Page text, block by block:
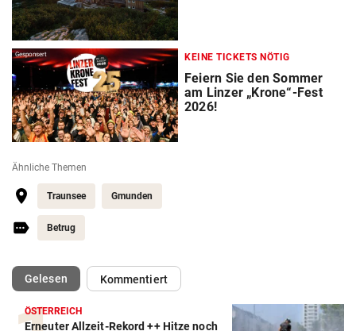
Gesponsert KEINE TICKETS NÖTIG
Feiern Sie den Sommer
am Linzer „Krone“-Fest
2026!
Ähnliche Themen
Traunsee Gmunden
Betrug
Gelesen(ausgewählt)Kommentiert
ÖSTERREICH
Erneuter Allzeit-Rekord ++ Hitze noch